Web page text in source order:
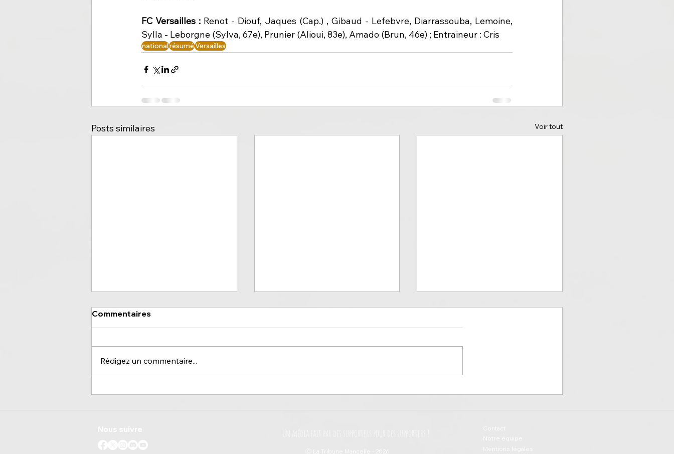
FC Versailles : Renot - Diouf, Jaques (Cap.) , Gibaud - Lefebvre, Diarrassouba, Lemoine,
Sylla - Leborgne (Sylva, 67e), Prunier (Alioui, 83e), Amado (Brun, 46e) ; Entraineur : Cris
nationalrésuméVersailles
Posts similaires Voir tout
Commentaires
Rédigez un commentaire...